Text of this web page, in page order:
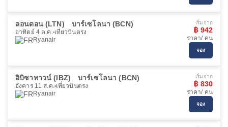
ลอนดอน (LTN) บาร์เซโลนา (BCN)
อาทิตย์ 4 ต.ค. เที่ยวบินตรง
Ryanair
เริ่มจาก
฿ 942
ราคา/ คน
จอง
อิบิซาทาวน์ (IBZ) บาร์เซโลนา (BCN)
อังคาร 11 ส.ค. เที่ยวบินตรง
Ryanair
เริ่มจาก
฿ 830
ราคา/ คน
จอง